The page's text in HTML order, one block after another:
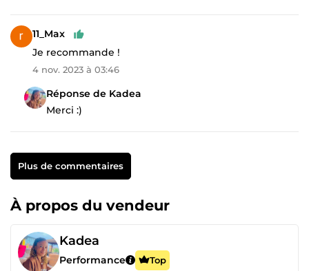
11_Max
Je recommande !
4 nov. 2023 à 03:46
Réponse de Kadea
Merci :)
Plus de commentaires
À propos du vendeur
Kadea
Performance Top